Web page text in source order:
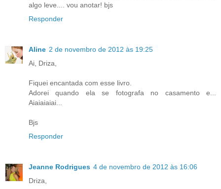
algo leve.... vou anotar! bjs
Responder
Aline 2 de novembro de 2012 às 19:25
Ai, Driza,
Fiquei encantada com esse livro.
Adorei quando ela se fotografa no casamento e...
Aiaiaiaiai...
Bjs
Responder
Jeanne Rodrigues 4 de novembro de 2012 às 16:06
Driza,